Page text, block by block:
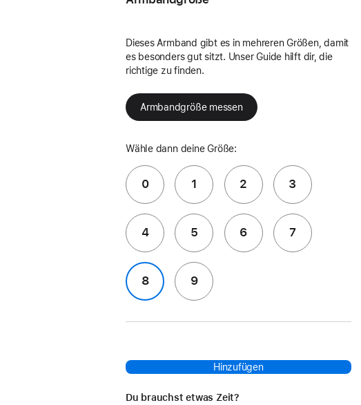
Dieses Armband gibt es in mehreren Größen, damit
es besonders gut sitzt. Unser Guide hilft dir, die
richtige zu finden.
Armbandgröße messen
Wähle dann deine Größe:
0 1 2 3
4 5 6 7
8 9
Hinzufügen
Du brauchst etwas Zeit?